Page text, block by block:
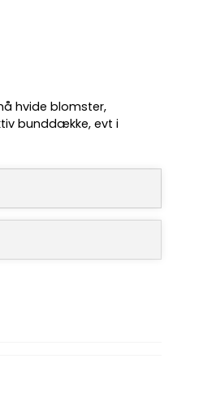
hvide blomster,
bunddække, evt i